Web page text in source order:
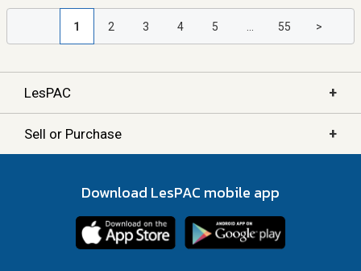
1 2 3 4 5 55 >
LesPAC +
Sell or Purchase +
Download LesPAC mobile app